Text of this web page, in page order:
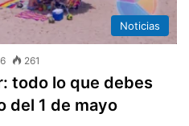
Noticias
261
todo lo que debes
del 1 de mayo